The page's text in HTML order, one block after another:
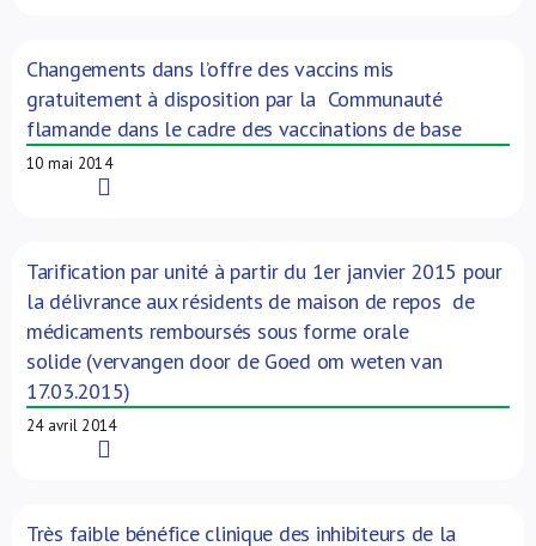
Changements dans l’offre des vaccins mis
gratuitement à disposition par la Communauté
flamande dans le cadre des vaccinations de base
10 mai 2014
Tarification par unité à partir du 1er janvier 2015 pour
la délivrance aux résidents de maison de repos de
médicaments remboursés sous forme orale
solide (vervangen door de Goed om weten van
17.03.2015)
24 avril 2014
Très faible bénéfice clinique des inhibiteurs de la